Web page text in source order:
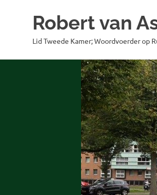
Robert van
Lid Tweede Kamer; Woordvoerder op